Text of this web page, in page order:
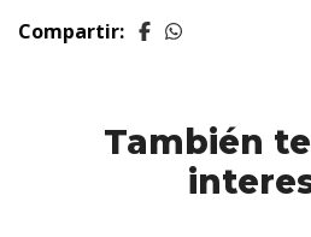
Compartir:
También